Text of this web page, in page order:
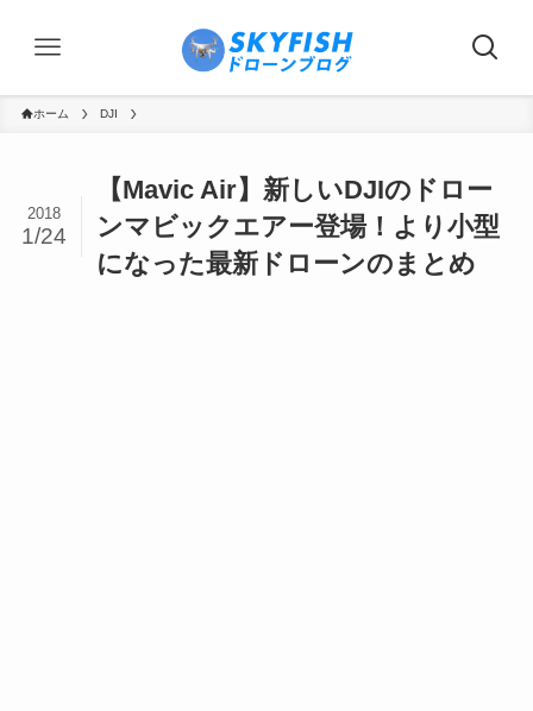
ホーム DJI
【Mavic Air】新しいDJIのドロー
ンマビックエアー登場！より小型
になった最新ドローンのまとめ
2018
1/24